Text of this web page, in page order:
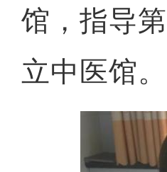
馆，指导
立中医馆。